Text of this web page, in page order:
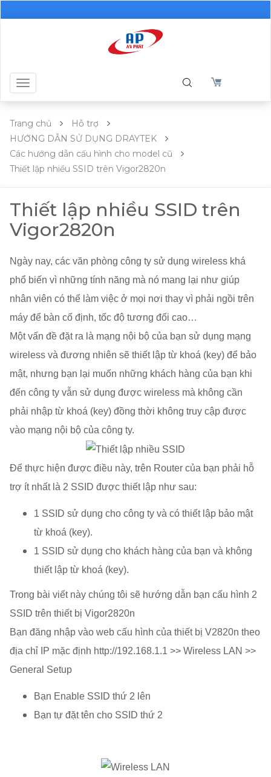
Toggle
navigation
Trang chủ
Hỗ trợ
HƯỚNG DẪN SỬ DỤNG DRAYTEK
Các hướng dẫn cấu hình cho model cũ
Thiết lập nhiều SSID trên Vigor2820n
Thiết lập nhiều SSID trên
Vigor2820n
Ngày nay, các văn phòng công ty sử dụng wireless khá
phổ biến vì những tính năng mà nó mang lại như giúp
nhân viên có thể làm việc ở mọi nơi thay vì phải ngồi trên
máy để bàn cố định, tốc độ tương đối cao…
Một vấn đề đặt ra là mạng nội bộ của bạn sử dụng mạng
wireless và đương nhiên sẽ thiết lập từ khoá (key) để bảo
mật, nhưng bạn lại muốn những khách hàng của bạn khi
đến công ty vẫn sử dụng được wireless mà không cần
phải nhập từ khoá (key) đồng thời không truy cập được
vào mạng nội bộ của công ty.
Để thực hiện được điều này, trên Router của bạn phải hỗ
trợ ít nhất là 2 SSID được thiết lập như sau:
1 SSID sử dụng cho công ty và có thiết lập bảo mật
từ khoá (key).
1 SSID sử dụng cho khách hàng của bạn và không
thiết lập từ khoá (key).
Trong bài viết này chúng tôi sẽ hướng dẫn bạn cấu hình 2
SSID trên thiết bị Vigor2820n
Bạn đăng nhập vào web cấu hình của thiết bị V2820n theo
địa chỉ IP mặc định http://192.168.1.1 >> Wireless LAN >>
General Setup
Bạn Enable SSID thứ 2 lên
Bạn tự đặt tên cho SSID thứ 2